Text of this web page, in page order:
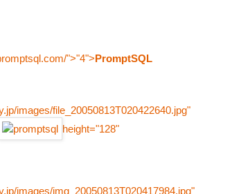
">"4">PromptSQL
images/file_20050813T020422640.jpg"
height="128"
images/img_20050813T020417984.jpg"